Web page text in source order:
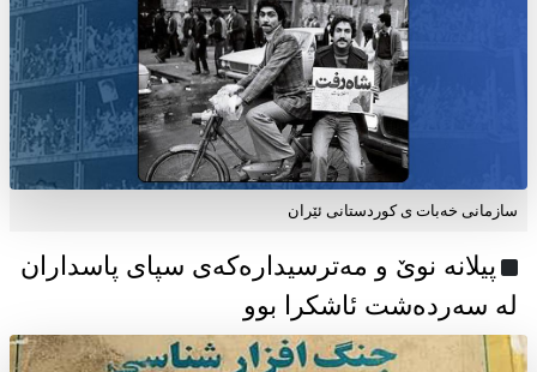
سازمانی خەبات ی كوردستانی ئێران
پیلانە نوێ و مەترسیدارەکەی سپای پاسداران
لە سەردەشت ئاشکرا بوو